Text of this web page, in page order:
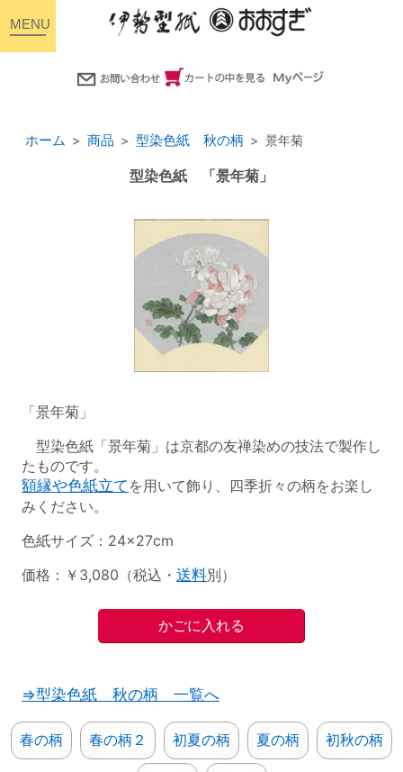
ホーム 商品 型染色紙 秋の柄 景年菊
型染色紙 「景年菊」
「景年菊」
型染色紙「景年菊」は京都の友禅染めの技法で製作し
たものです。
額縁や色紙立て を用いて飾り、四季折々の柄をお楽し
みください。
色紙サイズ：24×27cm
価格：￥3,080（税込・ 送料別）
⇒型染色紙 秋の柄 一覧へ
春の柄 春の柄２ 初夏の柄 夏の柄 初秋の柄
toggle
navigation